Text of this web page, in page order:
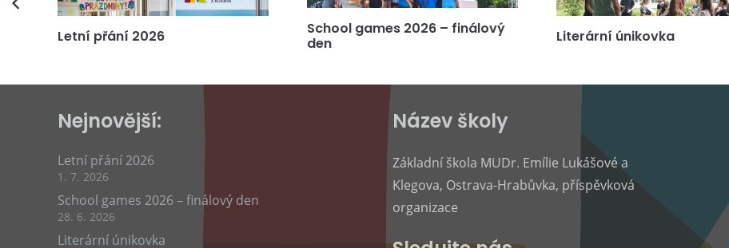
Letní přání 2026
School games 2026 – finálový
den
Literární únikovka
Nejnovější:
Letní přání 2026
1. 7. 2026
School games 2026 – finálový den
28. 6. 2026
Literární únikovka
Název školy
Základní škola MUDr. Emílie Lukášové a
Klegova, Ostrava-Hrabůvka, příspěvková
organizace